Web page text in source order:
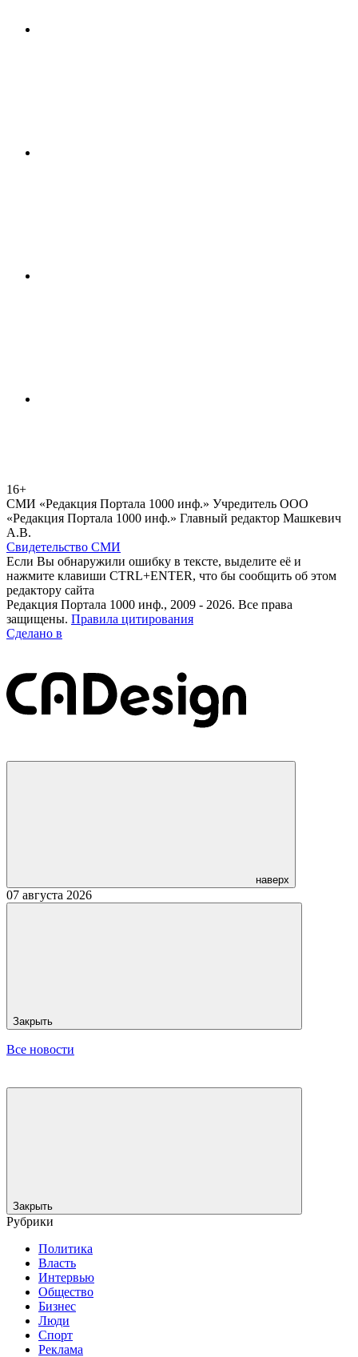
16+
СМИ «Редакция Портала 1000 инф.» Учредитель ООО
«Редакция Портала 1000 инф.» Главный редактор Машкевич
А.В.
Свидетельство СМИ
Если Вы обнаружили ошибку в тексте, выделите её и
нажмите клавиши CTRL+ENTER, что бы сообщить об этом
редактору сайта
Редакция Портала 1000 инф., 2009 - 2026. Все права
защищены. Правила цитирования
Сделано в
наверх
07 августа 2026
Закрыть
Все новости
Закрыть
Рубрики
Политика
Власть
Интервью
Общество
Бизнес
Люди
Спорт
Реклама